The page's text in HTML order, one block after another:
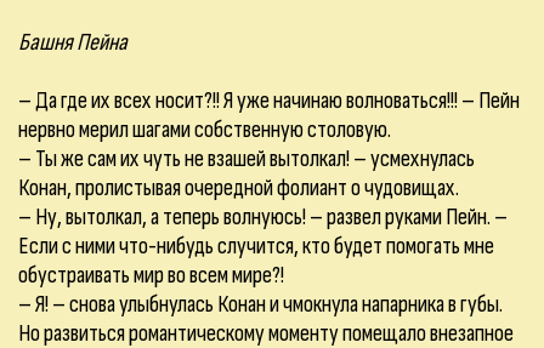
Башня Пейна
– Да где их всех носит?!! Я уже начинаю волноваться!!! – Пейн
нервно мерил шагами собственную столовую.
– Ты же сам их чуть не взашей вытолкал! – усмехнулась
Конан, пролистывая очередной фолиант о чудовищах.
– Ну, вытолкал, а теперь волнуюсь! – развел руками Пейн. –
Если с ними что-нибудь случится, кто будет помогать мне
обустраивать мир во всем мире?!
– Я! – снова улыбнулась Конан и чмокнула напарника в губы.
Но развиться романтическому моменту помещало внезапное